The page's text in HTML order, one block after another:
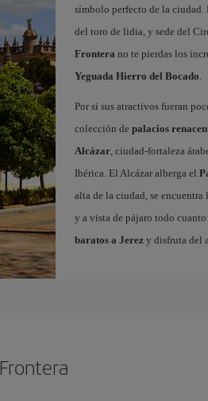
símbolo perfecto de la ciudad.
del toro de lidia, y sede del
Frontera no te pierdas los
Yeguada Hierro del Bocado.
Por si sus atractivos fueran
colección de palacios
Alcázar, ciudad-fortaleza
Ibérica. El Alcázar alberga el
alta de la ciudad, se encuentra
y a vista de pájaro todo
baratos a Jerezy disfruta del